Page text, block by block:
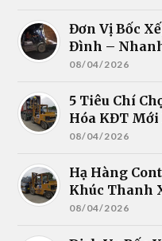
Đơn Vị Bốc
Đình –
08/04/2026
5 Tiêu Chí
Hóa KĐT
08/04/2026
Hạ Hàng
Khúc Thanh
08/04/2026